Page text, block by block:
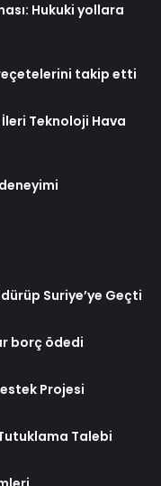
Hukuki yollara
takip etti
Teknoloji Hava
Suriye’ye Geçti
borç ödedi
Projesi
Talebi